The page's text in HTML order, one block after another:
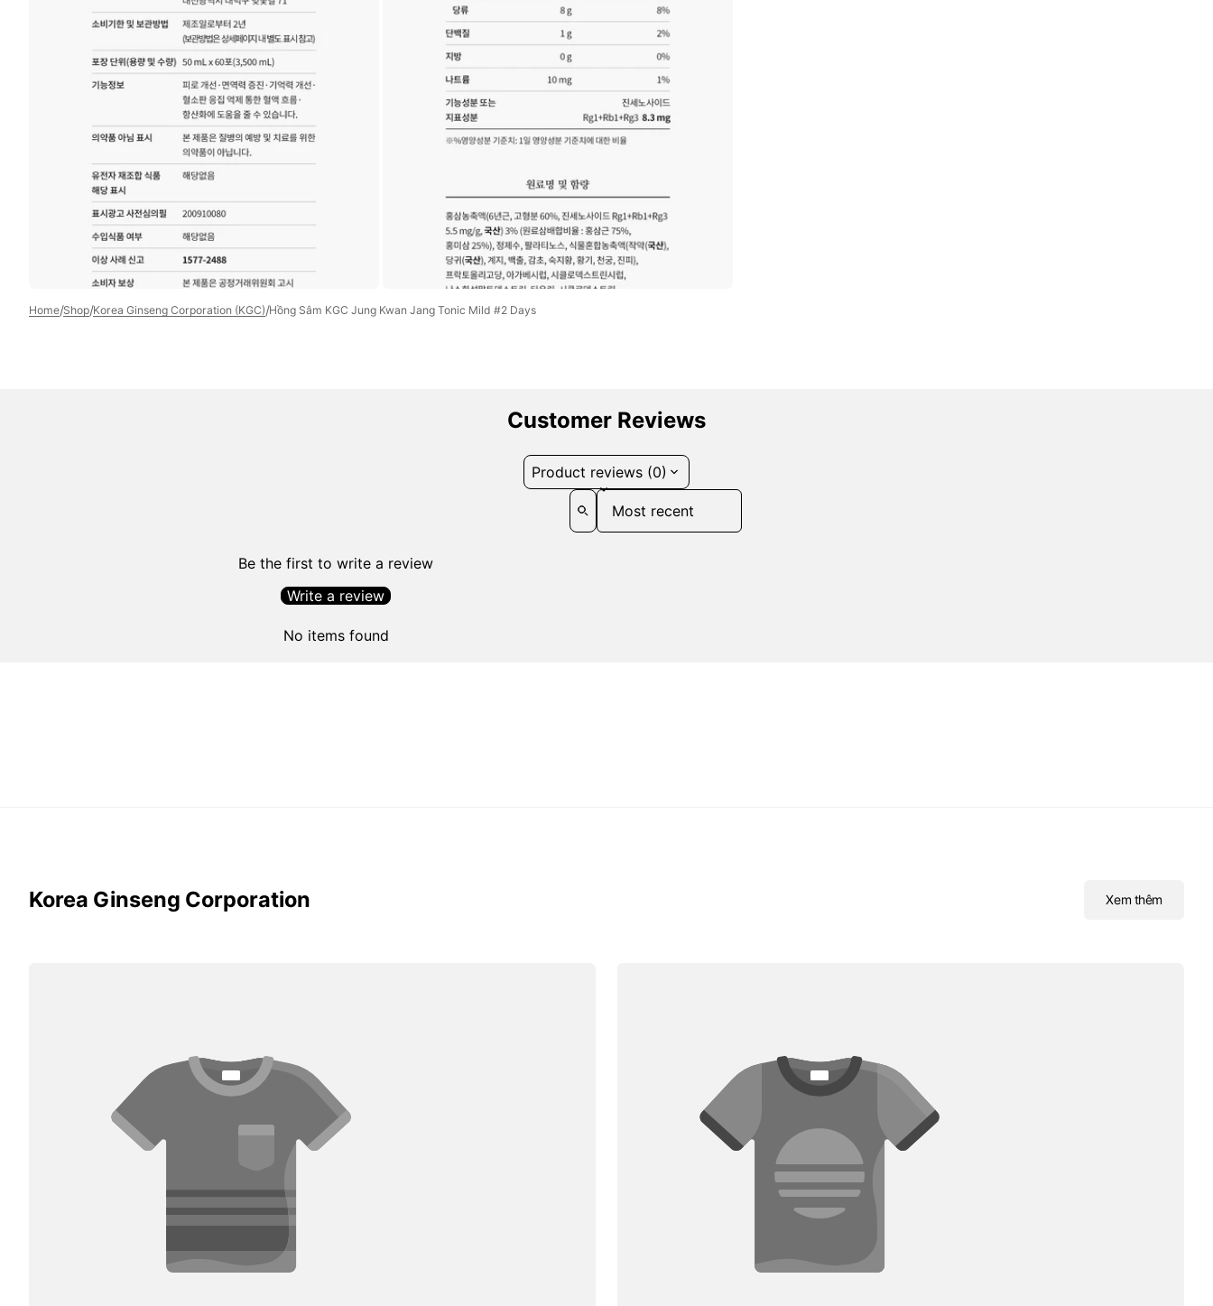
Open
media
7
in
gallery
Open
media
8
view
Home/Shop/Korea Ginseng Corporation (KGC)/Hồng Sâm KGC Jung Kwan Jang Tonic Mild #2 Days
Customer Reviews
Product reviews (0)
Sort reviews by
Be the first to write a review
Write a review
No items found
Korea Ginseng Corporation Xem thêm